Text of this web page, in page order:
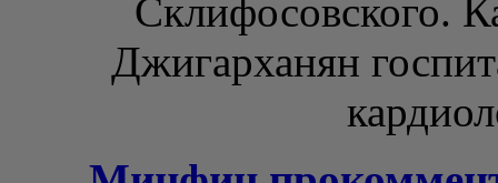
Склифосовского.
Джигарханян